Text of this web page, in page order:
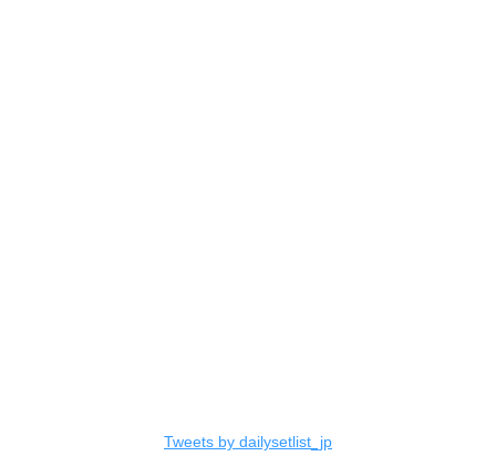
Tweets by dailysetlist_jp